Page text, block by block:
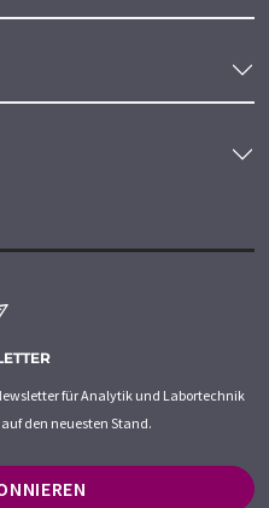
für Analytik und Labortechnik
den neuesten Stand.